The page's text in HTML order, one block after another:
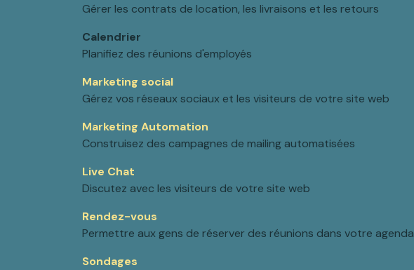
Gérer les contrats de location, les livraisons et les retours
Calendrier
Planifiez des réunions d'employés
Marketing social
Gérez vos réseaux sociaux et les visiteurs de votre site web
Marketing Automation
Construisez des campagnes de mailing automatisées
Live Chat
Discutez avec les visiteurs de votre site web
Rendez-vous
Permettre aux gens de réserver des réunions dans votre agenda
Sondages